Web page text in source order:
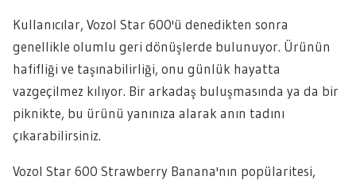
Kullanıcılar, Vozol Star 600'ü denedikten sonra
genellikle olumlu geri dönüşlerde bulunuyor. Ürünün
hafifliği ve taşınabilirliği, onu günlük hayatta
vazgeçilmez kılıyor. Bir arkadaş buluşmasında ya da bir
piknikte, bu ürünü yanınıza alarak anın tadını
çıkarabilirsiniz.
Vozol Star 600 Strawberry Banana'nın popülaritesi,